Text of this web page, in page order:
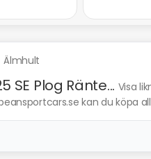
Älmhult
SE Plog Ränte... Visa
kan du köpa